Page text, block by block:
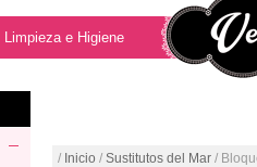
Limpieza e Higiene
/ Inicio / Sustitutos del Mar /